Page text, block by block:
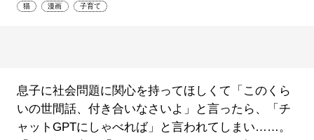
猫 漫画 子育て
息子に社会問題に関心を持ってほしくて「このくら
いの世間話、付き合いなさいよ」と言ったら、「チ
ャットGPTにしゃべれば」と言われてしまい……。